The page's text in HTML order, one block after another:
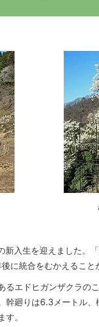
樽見
入生を迎えました。
に統合をむかえること
るエドヒガンザクラの
幹廻りは6.3メートル
。